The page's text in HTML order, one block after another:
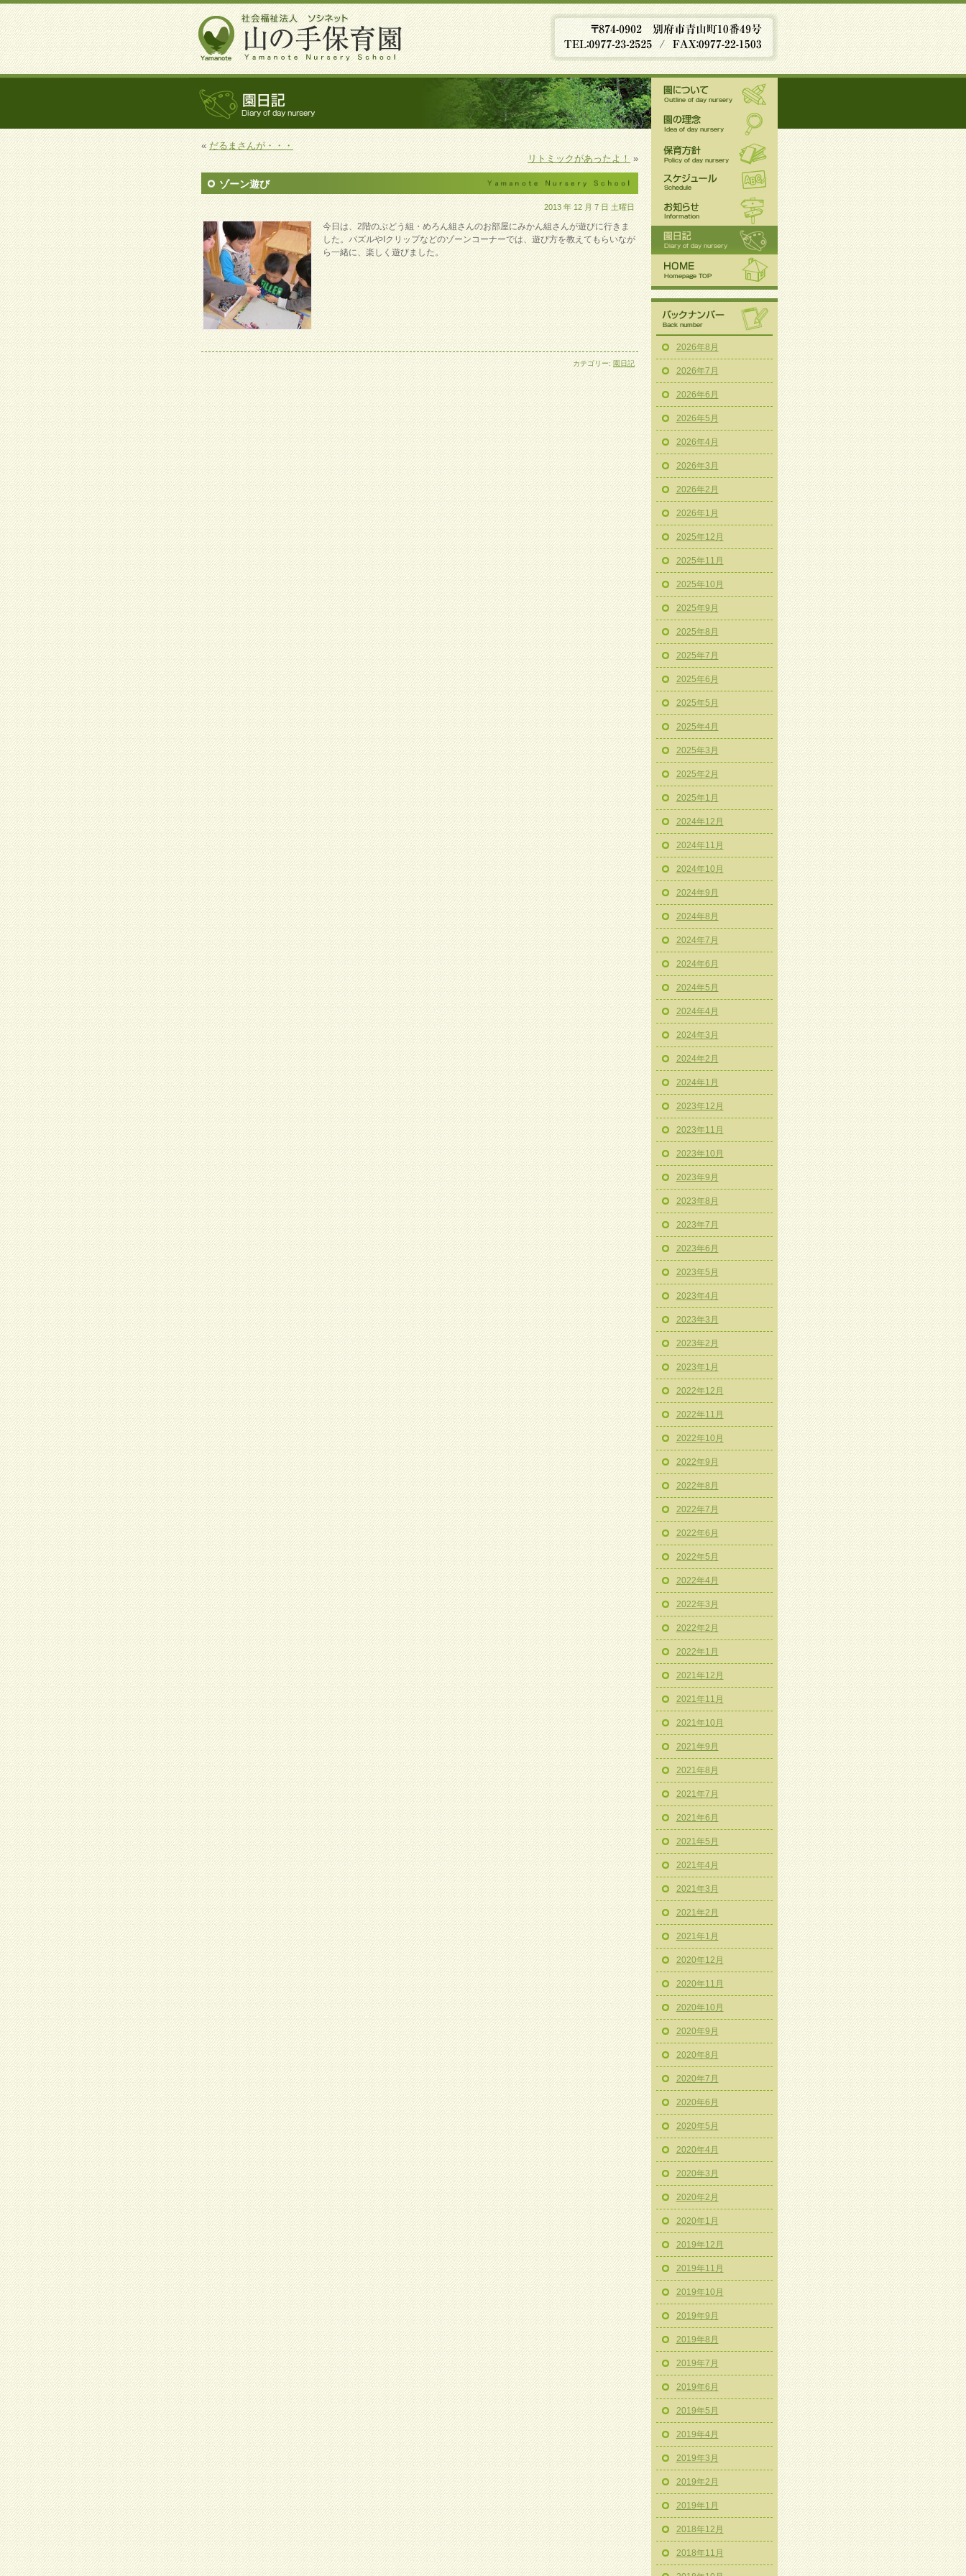
«だるまさんが・・・
リトミックがあったよ！ »
ゾーン遊び
2013 年 12 月 7 日 土曜日
今日は、2階のぶどう組・めろん組さんのお部屋にみかん組さんが遊びに行きま
した。パズルやIクリップなどのゾーンコーナーでは、遊び方を教えてもらいなが
ら一緒に、楽しく遊びました。
カテゴリー: 園日記
2026年8月
2026年7月
2026年6月
2026年5月
2026年4月
2026年3月
2026年2月
2026年1月
2025年12月
2025年11月
2025年10月
2025年9月
2025年8月
2025年7月
2025年6月
2025年5月
2025年4月
2025年3月
2025年2月
2025年1月
2024年12月
2024年11月
2024年10月
2024年9月
2024年8月
2024年7月
2024年6月
2024年5月
2024年4月
2024年3月
2024年2月
2024年1月
2023年12月
2023年11月
2023年10月
2023年9月
2023年8月
2023年7月
2023年6月
2023年5月
2023年4月
2023年3月
2023年2月
2023年1月
2022年12月
2022年11月
2022年10月
2022年9月
2022年8月
2022年7月
2022年6月
2022年5月
2022年4月
2022年3月
2022年2月
2022年1月
2021年12月
2021年11月
2021年10月
2021年9月
2021年8月
2021年7月
2021年6月
2021年5月
2021年4月
2021年3月
2021年2月
2021年1月
2020年12月
2020年11月
2020年10月
2020年9月
2020年8月
2020年7月
2020年6月
2020年5月
2020年4月
2020年3月
2020年2月
2020年1月
2019年12月
2019年11月
2019年10月
2019年9月
2019年8月
2019年7月
2019年6月
2019年5月
2019年4月
2019年3月
2019年2月
2019年1月
2018年12月
2018年11月